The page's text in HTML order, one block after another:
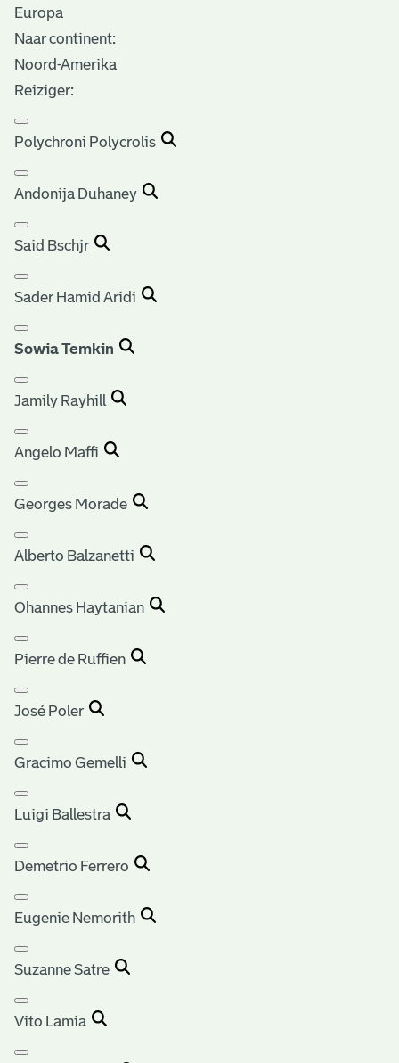
Europa
Naar continent:
Noord-Amerika
Reiziger:
Polychroni Polycrolis
Andonija Duhaney
Said Bschjr
Sader Hamid Aridi
Sowia Temkin
Jamily Rayhill
Angelo Maffi
Georges Morade
Alberto Balzanetti
Ohannes Haytanian
Pierre de Ruffien
José Poler
Gracimo Gemelli
Luigi Ballestra
Demetrio Ferrero
Eugenie Nemorith
Suzanne Satre
Vito Lamia